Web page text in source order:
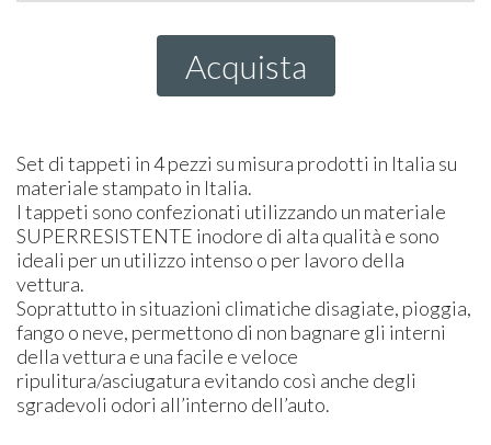
Acquista
Set di tappeti in 4 pezzi su misura prodotti in Italia su
materiale stampato in Italia.
I tappeti sono confezionati utilizzando un materiale
SUPERRESISTENTE inodore di alta qualità e sono
ideali per un utilizzo intenso o per lavoro della
vettura.
Soprattutto in situazioni climatiche disagiate, pioggia,
fango o neve, permettono di non bagnare gli interni
della vettura e una facile e veloce
ripulitura/asciugatura evitando così anche degli
sgradevoli odori all’interno dell’auto.